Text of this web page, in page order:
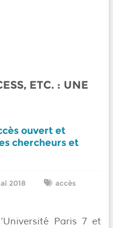
ETC. : UNE
ouvert et
chercheurs et
2018
accès
Paris 7 et